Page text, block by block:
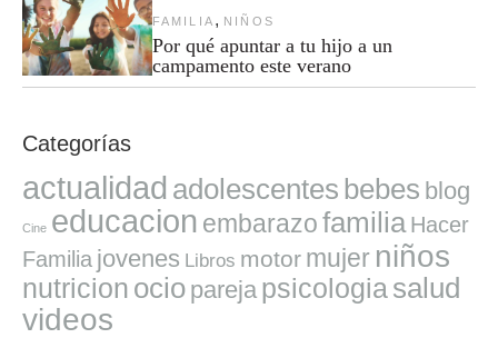
FAMILIA , NIÑOS
Por qué apuntar a tu hijo a un
campamento este verano
Categorías
actualidad adolescentes bebes blog
Cine educacion embarazofamilia Hacer
Familia jovenes Libros motor mujer niños
nutricion ocio pareja psicologiasalud
videos